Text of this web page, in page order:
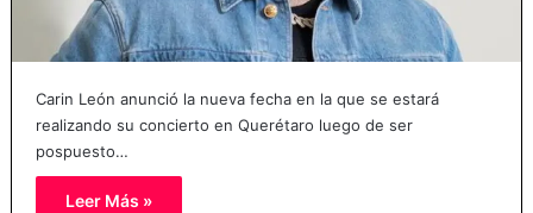
Carin León anunció la nueva fecha en la que se estará
realizando su concierto en Querétaro luego de ser
pospuesto…
Leer Más »